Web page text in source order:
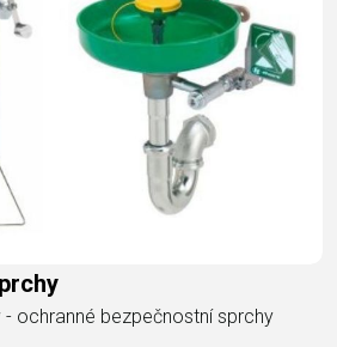
ochranné bezpečnostní sprchy